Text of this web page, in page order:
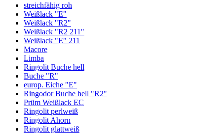
streichfähig roh
Weißlack "E"
Weißlack "R2"
Weißlack "R2 211"
Weißlack "E" 211
Macore
Limba
Ringolit Buche hell
Buche "R"
europ. Eiche "E"
Ringodor Buche hell "R2"
Prüm Weißlack EC
Ringolit perlweiß
Ringolit Ahorn
Ringolit glattweiß